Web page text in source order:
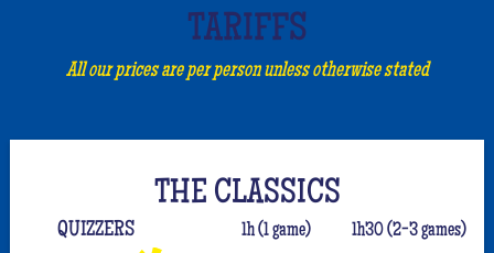
TARIFFS
All our prices are per person unless otherwise stated
THE CLASSICS
QUIZZERS 1h (1 game) 1h30 (2-3 games)